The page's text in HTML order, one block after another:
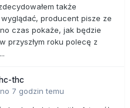
także
producent pisze ze
czas pokaże, jak będzie
przyszłym roku polecę z
thc
7 godzin temu